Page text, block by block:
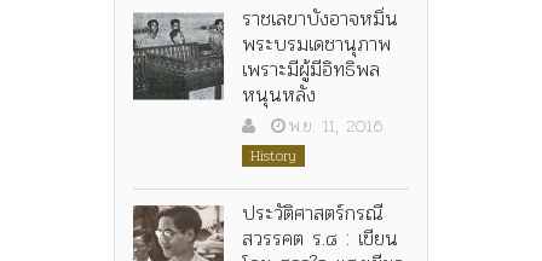
ราชเลขาบังอาจหมิ่น
พระบรมเดชานุภาพ
เพราะมีผู้มีอิทธิพล
หนุนหลัง
พ.ย. 11, 2016
History
ประวัติศาสตร์กรณี
สวรรคต ร.๘ : เขียน